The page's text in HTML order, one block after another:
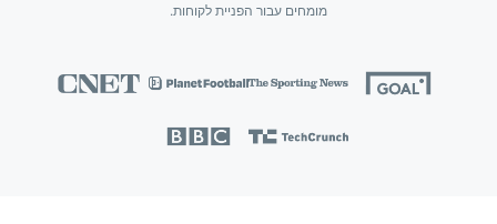
מומחים עבור הפניית לקוחות.